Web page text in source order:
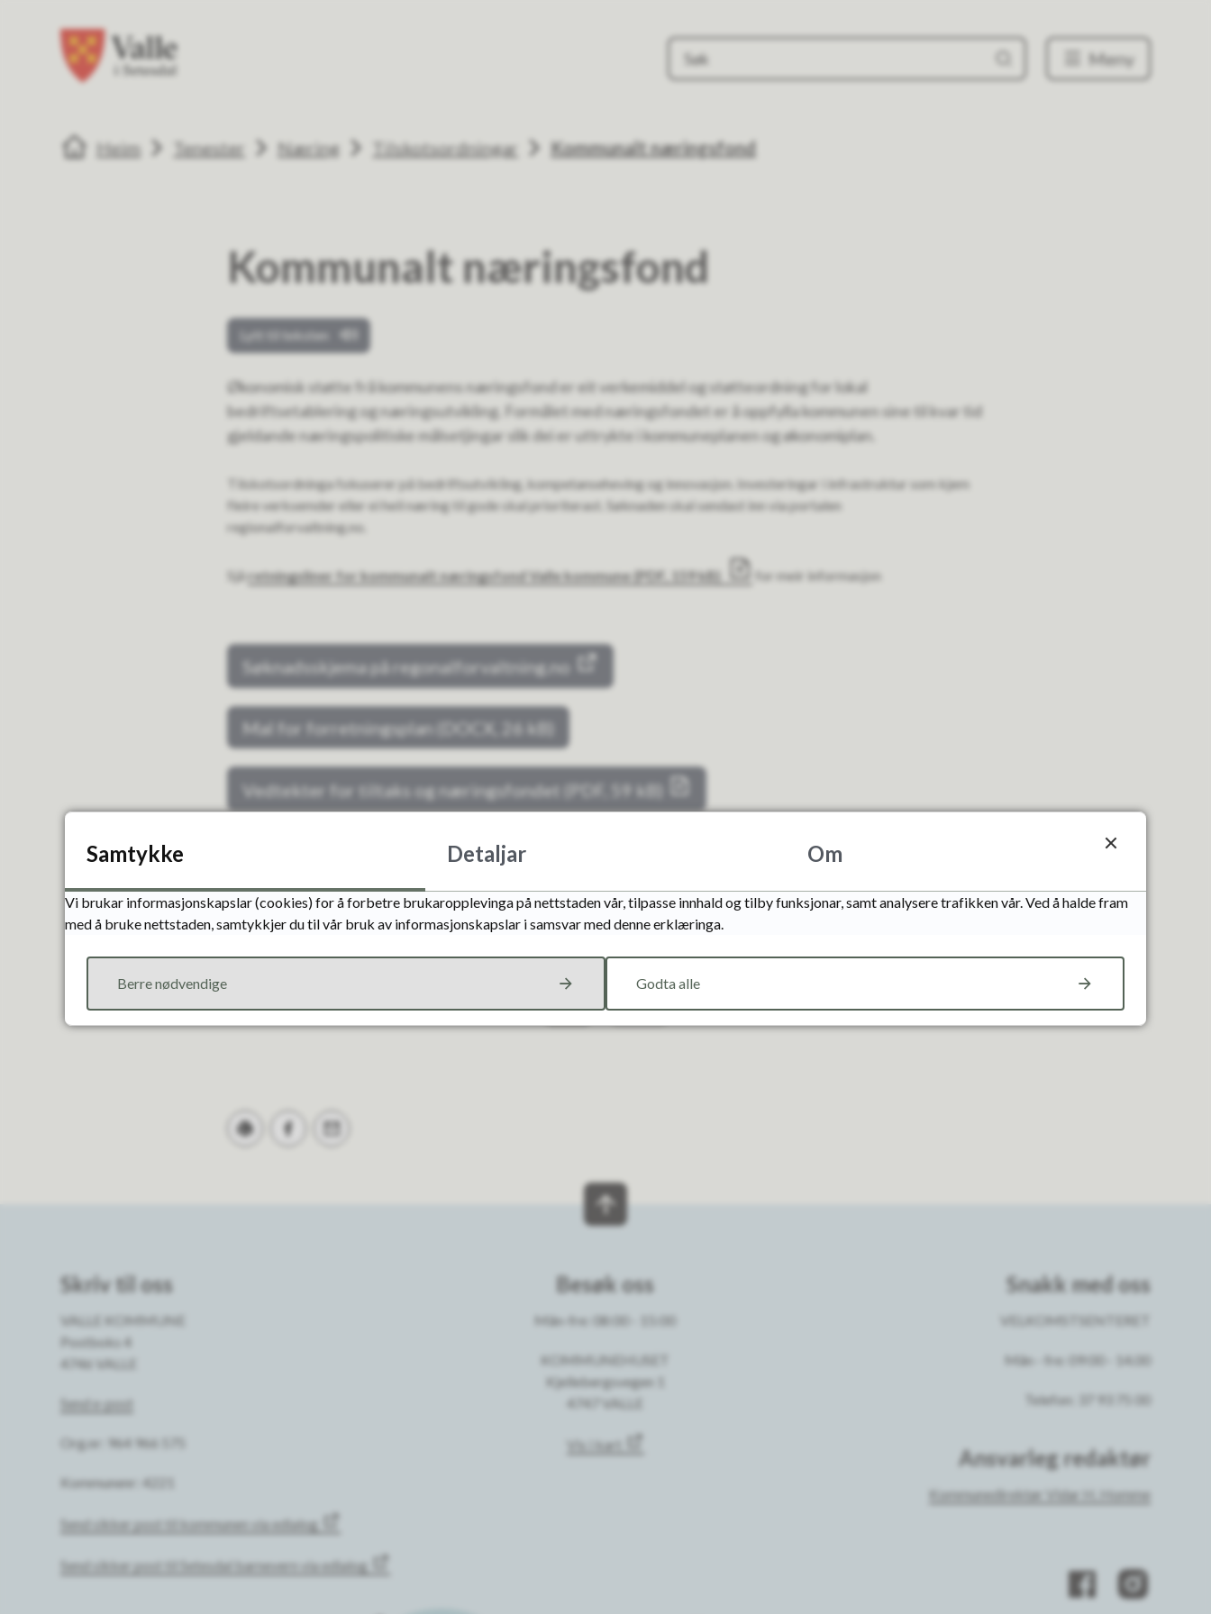
Valle kommune
Meny
Du er her:Heim Tenester Næring Tilskotsordningar Kommunalt næringsfond
Kommunalt næringsfond
Lytt til teksten
Økonomisk støtte frå kommunens næringsfond er eit verkemiddel og støtteordning for lokal
bedriftsetablering og næringsutvikling. Formålet med næringsfondet er å oppfylla kommunen sine til kvar tid
gjeldande næringspolitiske målsetjingar slik dei er uttrykte i kommuneplanen og økonomiplan.
Tilskotsordninga fokuserer på bedriftsutvikling, kompetanseheving og innovasjon. Investeringar i infrastruktur som kjem
fleire verksemder eller ei heil næring til gode skal prioriterast. Søknaden skal sendast inn via portalen
regionalforvaltning.no.
Sjåretningsliner for kommunalt næringsfond Valle kommune(PDF, 159 kB) for meir informasjon
Søknadsskjema på regonalforvaltning.no
Mal for forretningsplan (DOCX, 26 kB)
Vedtekter for tiltaks og næringsfondet (PDF, 59 kB)
Skriv til oss
VALLE KOMMUNE
Postboks 4
4746 VALLE
Send e-post
Org.nr: 964 966 575
Kommunenr: 4221
Send sikker post til kommunen via edialog
Send sikker post til Setesdal barnevern via edialog
Besøk oss
Mån-fre: 08:00 - 15:00
KOMMUNEHUSET
Kjellebergsvegen 1
4747 VALLE
Vis i kart
Snakk med oss
VELKOMSTSENTERET
Mån - fre: 09:00 - 14.00
Telefon: 37 93 75 00
Ansvarleg redaktør
Kommunedirektør Vidar H. Homme
Samtykke Detaljar Om
Vi brukar informasjonskapslar (cookies) for å forbetre brukaropplevinga på nettstaden vår, tilpasse innhald og tilby funksjonar, samt analysere trafikken vår. Ved å halde fram
med å bruke nettstaden, samtykkjer du til vår bruk av informasjonskapslar i samsvar med denne erklæringa.
Berre nødvendige Godta alle